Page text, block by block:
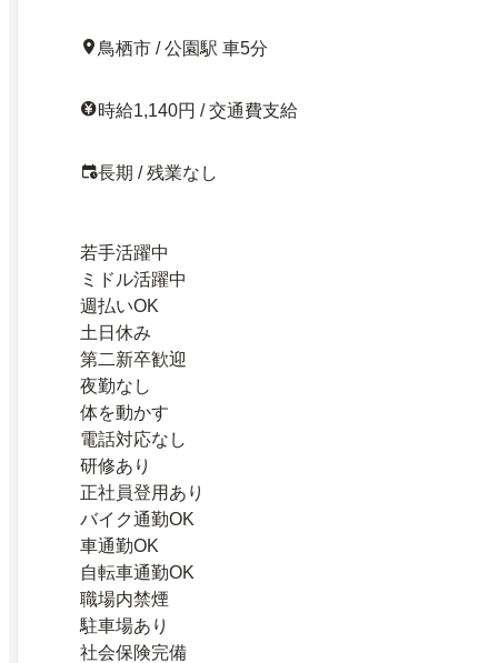
鳥栖市 / 公園駅 車5分
時給1,140円 / 交通費支給
長期 / 残業なし
若手活躍中
ミドル活躍中
週払いOK
土日休み
第二新卒歓迎
夜勤なし
体を動かす
電話対応なし
研修あり
正社員登用あり
バイク通勤OK
車通勤OK
自転車通勤OK
職場内禁煙
駐車場あり
社会保険完備